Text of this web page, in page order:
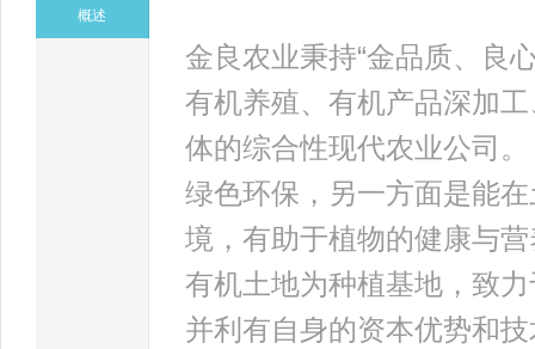
概述
金良农业秉持“金品质、良
有机养殖、有机产品深加
体的综合性现代农业公司
绿色环保，另一方面是能
境，有助于植物的健康与
有机土地为种植基地，致
并利有自身的资本优势和